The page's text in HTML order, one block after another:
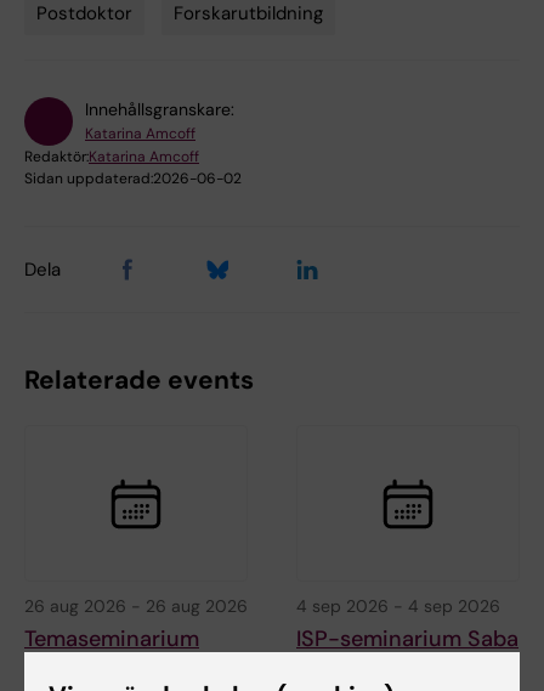
Postdoktor Forskarutbildning
Innehållsgranskare:
Katarina Amcoff
Redaktör:Katarina Amcoff
Sidan uppdaterad:2026-06-02
Dela
Relaterade events
26 aug 2026 - 26 aug 2026
Temaseminarium
4 sep 2026 - 4 sep 2026
ISP-seminarium Saba